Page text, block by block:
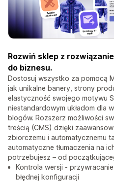
Rozwiń sklep z
do biznesu.
Dostosuj wszystko za pomocą
jak unikalne banery, strony
elastyczność swojego motywu
niestandardowym układom dla
blogów. Rozszerz możliwości
treścią (CMS) dzięki
zbiorczemu i automatycznemu
automatyczne tłumaczenia na
potrzebujesz – od
Kontrola wersji -
błędnej konfiguracji